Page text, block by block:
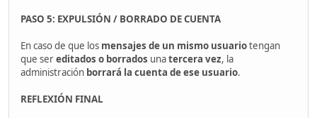
PASO 5: EXPULSIÓN / BORRADO DE CUENTA
En caso de que los mensajes de un mismo usuariotengan
que sereditados o borrados unatercera vez, la
administración borrará la cuenta de ese usuario.
REFLEXIÓN FINAL